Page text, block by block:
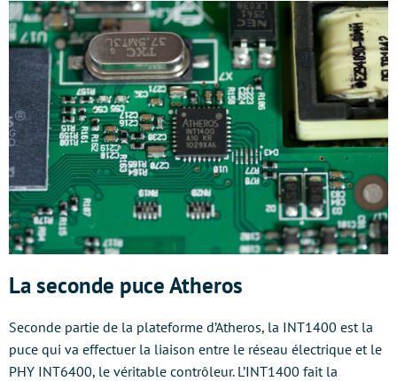
La seconde puce Atheros
Seconde partie de la plateforme d’Atheros, la INT1400 est la
puce qui va effectuer la liaison entre le réseau électrique et le
PHY INT6400, le véritable contrôleur. L’INT1400 fait la